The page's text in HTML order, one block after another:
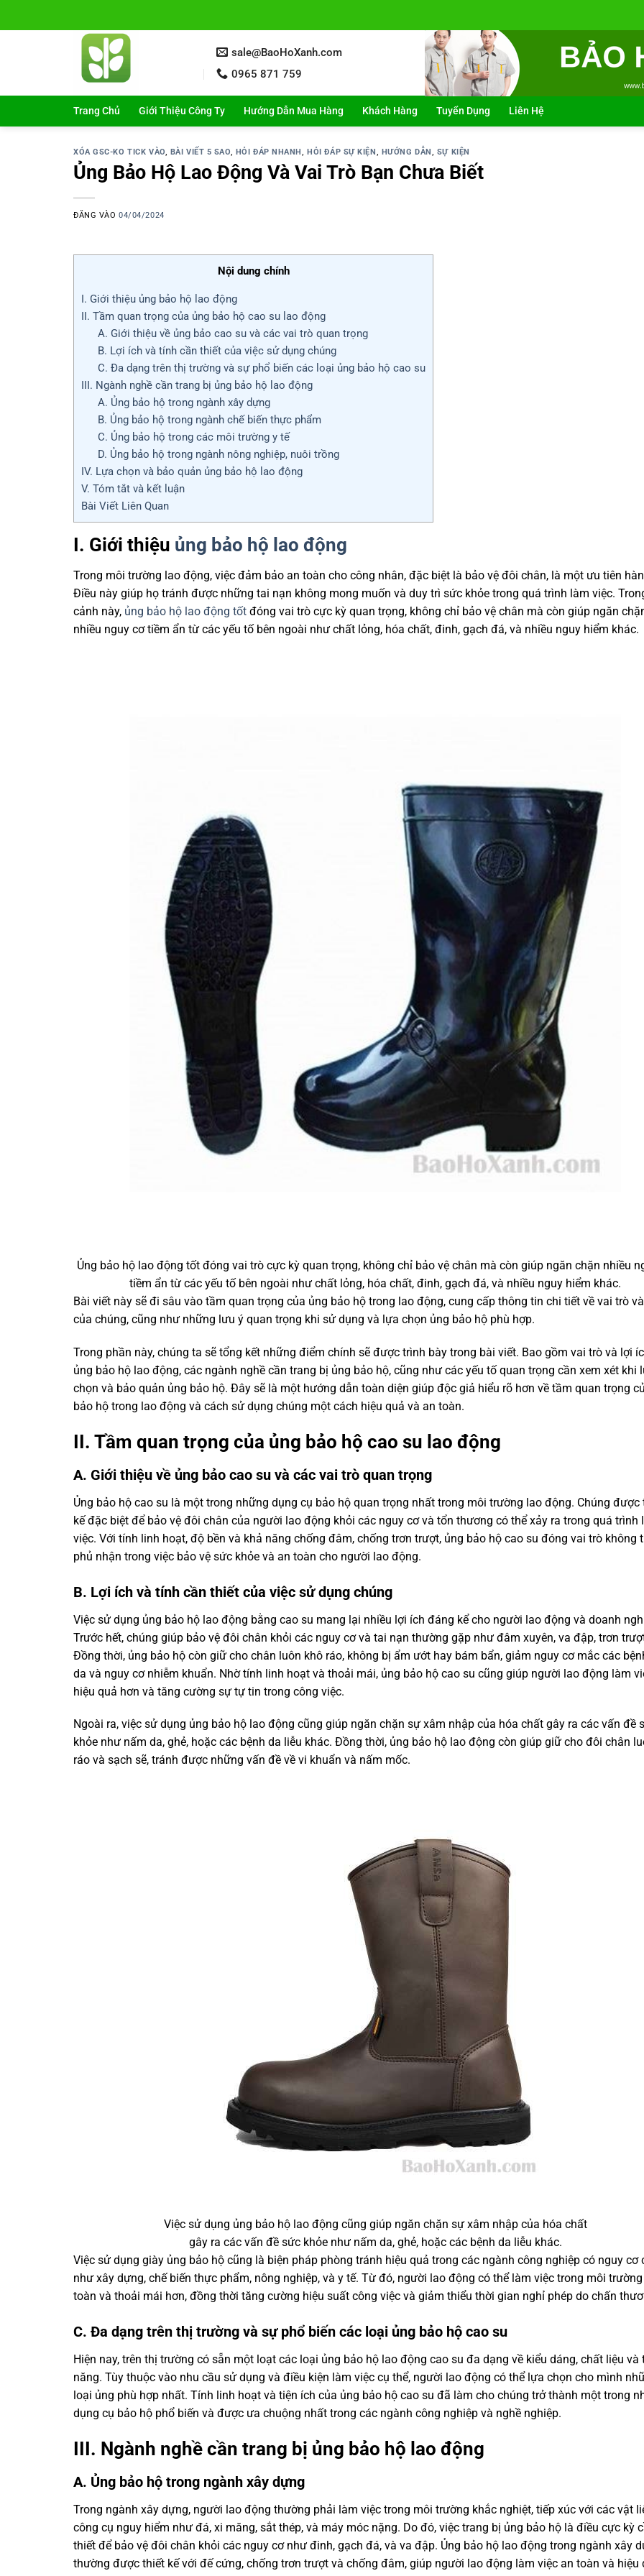
sale@BaoHoXanh.com
0965 871 759
Trang Chủ Giới Thiệu Công Ty Hướng Dẫn Mua Hàng Khách Hàng Tuyển Dụng Liên Hệ
XÓA GSC-KO TICK VÀO, BÀI VIẾT 5 SAO, HỎI ĐÁP NHANH,HỎI ĐÁP SỰ KIỆN, HƯỚNG DẪN, SỰ KIỆN
Ủng Bảo Hộ Lao Động Và Vai Trò Bạn Chưa Biết
ĐĂNG VÀO04/04/2024
Nội dung chính
I. Giới thiệu ủng bảo hộ lao động
II. Tầm quan trọng của ủng bảo hộ cao su lao động
A. Giới thiệu về ủng bảo cao su và các vai trò quan trọng
B. Lợi ích và tính cần thiết của việc sử dụng chúng
C. Đa dạng trên thị trường và sự phổ biến các loại ủng bảo hộ cao su
III. Ngành nghề cần trang bị ủng bảo hộ lao động
A. Ủng bảo hộ trong ngành xây dựng
B. Ủng bảo hộ trong ngành chế biến thực phẩm
C. Ủng bảo hộ trong các môi trường y tế
D. Ủng bảo hộ trong ngành nông nghiệp, nuôi trồng
IV. Lựa chọn và bảo quản ủng bảo hộ lao động
V. Tóm tắt và kết luận
Bài Viết Liên Quan
I. Giới thiệu ủng bảo hộ lao động
Trong môi trường lao động, việc đảm bảo an toàn cho công nhân, đặc biệt là bảo vệ đôi chân, là một ưu tiên
Điều này giúp họ tránh được những tai nạn không mong muốn và duy trì sức khỏe trong quá trình làm việc.
cảnh này, ủng bảo hộ lao động tốt đóng vai trò cực kỳ quan trọng, không chỉ bảo vệ chân mà còn giúp ngăn
nhiều nguy cơ tiềm ẩn từ các yếu tố bên ngoài như chất lỏng, hóa chất, đinh, gạch đá, và nhiều nguy hiểm khác.
Ủng bảo hộ lao động tốt đóng vai trò cực kỳ quan trọng, không chỉ bảo vệ chân mà còn giúp ngăn chặn nhiều
tiềm ẩn từ các yếu tố bên ngoài như chất lỏng, hóa chất, đinh, gạch đá, và nhiều nguy hiểm khác.
Bài viết này sẽ đi sâu vào tầm quan trọng của ủng bảo hộ trong lao động, cung cấp thông tin chi tiết về vai trò
của chúng, cũng như những lưu ý quan trọng khi sử dụng và lựa chọn ủng bảo hộ phù hợp.
Trong phần này, chúng ta sẽ tổng kết những điểm chính sẽ được trình bày trong bài viết. Bao gồm vai trò và lợi
ủng bảo hộ lao động, các ngành nghề cần trang bị ủng bảo hộ, cũng như các yếu tố quan trọng cần xem xét khi
chọn và bảo quản ủng bảo hộ. Đây sẽ là một hướng dẫn toàn diện giúp độc giả hiểu rõ hơn về tầm quan trọng
bảo hộ trong lao động và cách sử dụng chúng một cách hiệu quả và an toàn.
II. Tầm quan trọng của ủng bảo hộ cao su lao động
A. Giới thiệu về ủng bảo cao su và các vai trò quan trọng
Ủng bảo hộ cao su là một trong những dụng cụ bảo hộ quan trọng nhất trong môi trường lao động. Chúng được
kế đặc biệt để bảo vệ đôi chân của người lao động khỏi các nguy cơ và tổn thương có thể xảy ra trong quá trình
việc. Với tính linh hoạt, độ bền và khả năng chống đâm, chống trơn trượt, ủng bảo hộ cao su đóng vai trò không
phủ nhận trong việc bảo vệ sức khỏe và an toàn cho người lao động.
B. Lợi ích và tính cần thiết của việc sử dụng chúng
Việc sử dụng ủng bảo hộ lao động bằng cao su mang lại nhiều lợi ích đáng kể cho người lao động và doanh
Trước hết, chúng giúp bảo vệ đôi chân khỏi các nguy cơ và tai nạn thường gặp như đâm xuyên, va đập, trơn
Đồng thời, ủng bảo hộ còn giữ cho chân luôn khô ráo, không bị ẩm ướt hay bám bẩn, giảm nguy cơ mắc các
da và nguy cơ nhiễm khuẩn. Nhờ tính linh hoạt và thoải mái, ủng bảo hộ cao su cũng giúp người lao động làm
hiệu quả hơn và tăng cường sự tự tin trong công việc.
Ngoài ra, việc sử dụng ủng bảo hộ lao động cũng giúp ngăn chặn sự xâm nhập của hóa chất gây ra các vấn đề
khỏe như nấm da, ghẻ, hoặc các bệnh da liễu khác. Đồng thời, ủng bảo hộ lao động còn giúp giữ cho đôi chân
ráo và sạch sẽ, tránh được những vấn đề về vi khuẩn và nấm mốc.
Việc sử dụng ủng bảo hộ lao động cũng giúp ngăn chặn sự xâm nhập của hóa chất
gây ra các vấn đề sức khỏe như nấm da, ghẻ, hoặc các bệnh da liễu khác.
Việc sử dụng giày ủng bảo hộ cũng là biện pháp phòng tránh hiệu quả trong các ngành công nghiệp có nguy cơ
như xây dựng, chế biến thực phẩm, nông nghiệp, và y tế. Từ đó, người lao động có thể làm việc trong môi
toàn và thoải mái hơn, đồng thời tăng cường hiệu suất công việc và giảm thiểu thời gian nghỉ phép do chấn
C. Đa dạng trên thị trường và sự phổ biến các loại ủng bảo hộ cao su
Hiện nay, trên thị trường có sẵn một loạt các loại ủng bảo hộ lao động cao su đa dạng về kiểu dáng, chất liệu và
năng. Tùy thuộc vào nhu cầu sử dụng và điều kiện làm việc cụ thể, người lao động có thể lựa chọn cho mình
loại ủng phù hợp nhất. Tính linh hoạt và tiện ích của ủng bảo hộ cao su đã làm cho chúng trở thành một trong
dụng cụ bảo hộ phổ biến và được ưa chuộng nhất trong các ngành công nghiệp và nghề nghiệp.
III. Ngành nghề cần trang bị ủng bảo hộ lao động
A. Ủng bảo hộ trong ngành xây dựng
Trong ngành xây dựng, người lao động thường phải làm việc trong môi trường khắc nghiệt, tiếp xúc với các vật
công cụ nguy hiểm như đá, xi măng, sắt thép, và máy móc nặng. Do đó, việc trang bị ủng bảo hộ là điều cực kỳ
thiết để bảo vệ đôi chân khỏi các nguy cơ như đinh, gạch đá, và va đập. Ủng bảo hộ lao động trong ngành xây
thường được thiết kế với đế cứng, chống trơn trượt và chống đâm, giúp người lao động làm việc an toàn và hiệu